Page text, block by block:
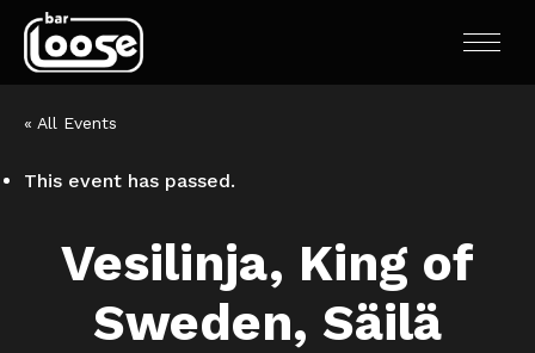
« All Events
This event has passed.
Vesilinja, King of
Sweden, Säilä